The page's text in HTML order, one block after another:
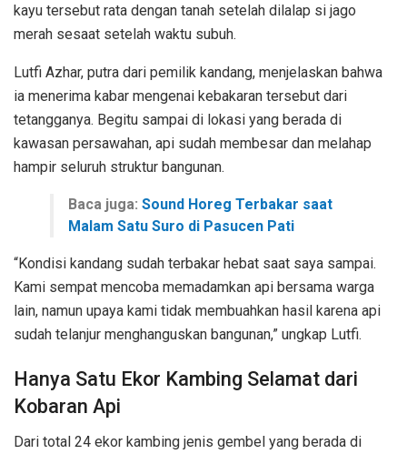
kayu tersebut rata dengan tanah setelah dilalap si jago
merah sesaat setelah waktu subuh.
Lutfi Azhar, putra dari pemilik kandang, menjelaskan bahwa
ia menerima kabar mengenai kebakaran tersebut dari
tetangganya. Begitu sampai di lokasi yang berada di
kawasan persawahan, api sudah membesar dan melahap
hampir seluruh struktur bangunan.
Baca juga: Sound Horeg Terbakar saat
Malam Satu Suro di Pasucen Pati
“Kondisi kandang sudah terbakar hebat saat saya sampai.
Kami sempat mencoba memadamkan api bersama warga
lain, namun upaya kami tidak membuahkan hasil karena api
sudah telanjur menghanguskan bangunan,” ungkap Lutfi.
Hanya Satu Ekor Kambing Selamat dari
Kobaran Api
Dari total 24 ekor kambing jenis gembel yang berada di